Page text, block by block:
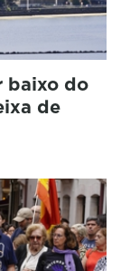
baixo do
de